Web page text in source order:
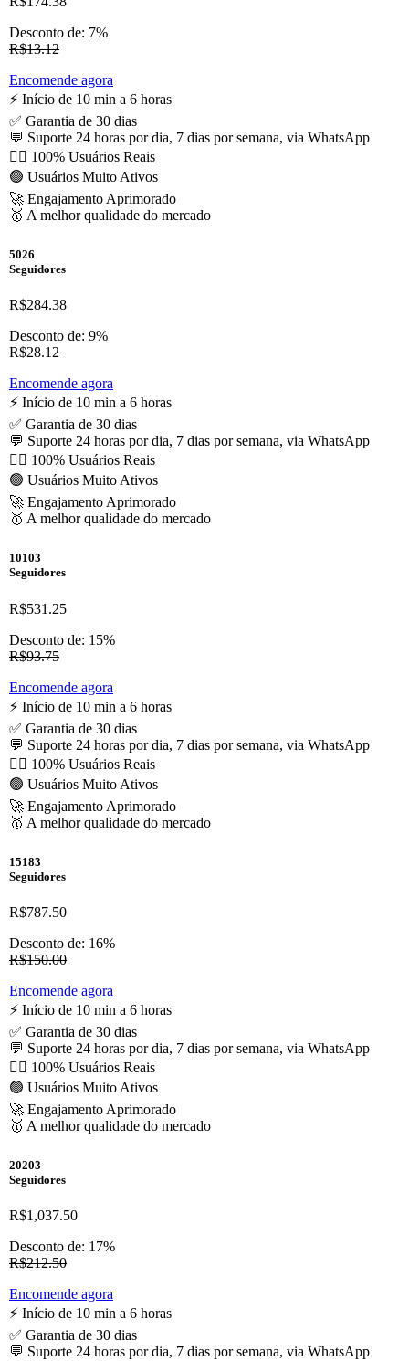
Desconto de: 7%
R$13.12
Encomende agora
⚡️ Início de 10 min a 6 horas
✅ Garantia de 30 dias
💬 Suporte 24 horas por dia, 7 dias por semana, via WhatsApp
🙋‍♂️ 100% Usuários Reais
🟢 Usuários Muito Ativos
🚀 Engajamento Aprimorado
🥇 A melhor qualidade do mercado
5026
Seguidores
R$284.38
Desconto de: 9%
R$28.12
Encomende agora
⚡️ Início de 10 min a 6 horas
✅ Garantia de 30 dias
💬 Suporte 24 horas por dia, 7 dias por semana, via WhatsApp
🙋‍♂️ 100% Usuários Reais
🟢 Usuários Muito Ativos
🚀 Engajamento Aprimorado
🥇 A melhor qualidade do mercado
10103
Seguidores
R$531.25
Desconto de: 15%
R$93.75
Encomende agora
⚡️ Início de 10 min a 6 horas
✅ Garantia de 30 dias
💬 Suporte 24 horas por dia, 7 dias por semana, via WhatsApp
🙋‍♂️ 100% Usuários Reais
🟢 Usuários Muito Ativos
🚀 Engajamento Aprimorado
🥇 A melhor qualidade do mercado
15183
Seguidores
R$787.50
Desconto de: 16%
R$150.00
Encomende agora
⚡️ Início de 10 min a 6 horas
✅ Garantia de 30 dias
💬 Suporte 24 horas por dia, 7 dias por semana, via WhatsApp
🙋‍♂️ 100% Usuários Reais
🟢 Usuários Muito Ativos
🚀 Engajamento Aprimorado
🥇 A melhor qualidade do mercado
20203
Seguidores
R$1,037.50
Desconto de: 17%
R$212.50
Encomende agora
⚡️ Início de 10 min a 6 horas
✅ Garantia de 30 dias
💬 Suporte 24 horas por dia, 7 dias por semana, via WhatsApp